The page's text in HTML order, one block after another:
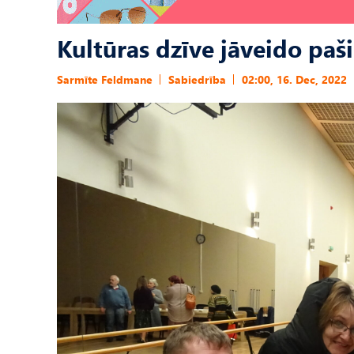
Kultūras dzīve jāveido
Sarmīte Feldmane Sabiedrība 02:00, 16. Dec, 2022